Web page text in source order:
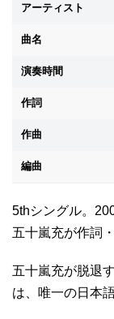
アーティスト
曲名
演奏時間
作詞
作曲
編曲
5thシングル。
五十嵐充が作詞
五十嵐充が脱退
は、唯一の日本語